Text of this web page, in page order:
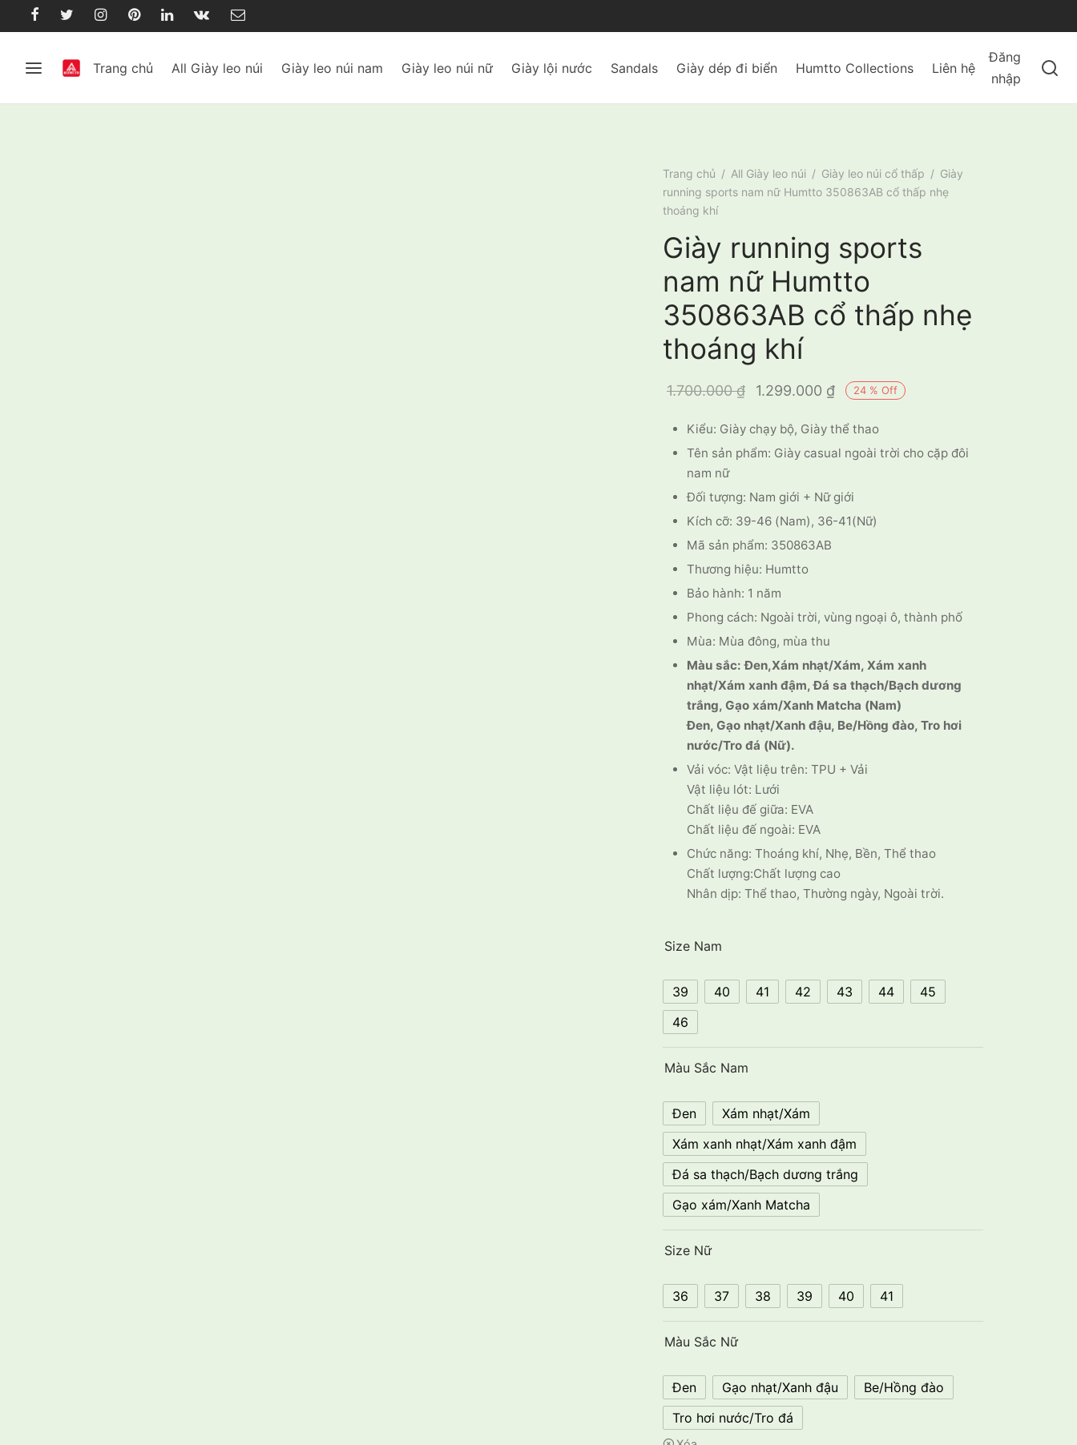
Trang chủ All Giày leo núi Giày leo núi nam Giày leo núi nữ Giày lội nước Sandals Giày dép đi biển Humtto Collections Liên hệ
Đăng
nhập
Trang chủ / All Giày leo núi / Giày leo núi cổ thấp / Giày
running sports nam nữ Humtto 350863AB cổ thấp nhẹ
thoáng khí
Giày running sports
nam nữ Humtto
350863AB cổ thấp nhẹ
thoáng khí
24 % Off
1.700.000₫
Giá gốc là:
1.299.000 ₫ Giá hiện tại
1.299.000 ₫.
Kiểu: Giày chạy bộ, Giày thể thao
Tên sản phẩm: Giày casual ngoài trời cho cặp đôi
nam nữ
Đối tượng: Nam giới + Nữ giới
Kích cỡ: 39-46 (Nam), 36-41(Nữ)
Mã sản phẩm: 350863AB
Thương hiệu: Humtto
Bảo hành: 1 năm
Phong cách: Ngoài trời, vùng ngoại ô, thành phố
Mùa: Mùa đông, mùa thu
Màu sắc: Đen,Xám nhạt/Xám, Xám xanh
nhạt/Xám xanh đậm, Đá sa thạch/Bạch dương
trắng, Gạo xám/Xanh Matcha (Nam)
Đen, Gạo nhạt/Xanh đậu, Be/Hồng đào, Tro hơi
nước/Tro đá (Nữ).
Vải vóc: Vật liệu trên: TPU + Vải
Vật liệu lót: Lưới
Chất liệu đế giữa: EVA
Chất liệu đế ngoài: EVA
Chức năng: Thoáng khí, Nhẹ, Bền, Thể thao
Chất lượng:Chất lượng cao
Nhân dịp: Thể thao, Thường ngày, Ngoài trời.
Size Nam
39 40 41 42 43 44
45
46
Màu Sắc Nam
Đen
Xám nhạt/Xám
Xám xanh nhạt/Xám xanh đậm
Đá sa thạch/Bạch dương trắng
Gạo xám/Xanh Matcha
Size Nữ
36 37 38 39 40 41
Màu Sắc Nữ
Đen Gạo nhạt/Xanh đậu
Be/Hồng đào
Tro hơi nước/Tro đá